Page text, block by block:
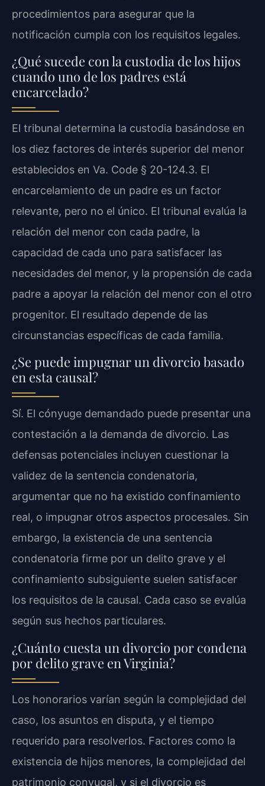
procedimientos para asegurar que la
notificación cumpla con los requisitos legales.
¿Qué sucede con la custodia de los hijos
cuando uno de los padres está
encarcelado?
El tribunal determina la custodia basándose en
los diez factores de interés superior del menor
establecidos en Va. Code § 20-124.3. El
encarcelamiento de un padre es un factor
relevante, pero no el único. El tribunal evalúa la
relación del menor con cada padre, la
capacidad de cada uno para satisfacer las
necesidades del menor, y la propensión de cada
padre a apoyar la relación del menor con el otro
progenitor. El resultado depende de las
circunstancias específicas de cada familia.
¿Se puede impugnar un divorcio basado
en esta causal?
Sí. El cónyuge demandado puede presentar una
contestación a la demanda de divorcio. Las
defensas potenciales incluyen cuestionar la
validez de la sentencia condenatoria,
argumentar que no ha existido confinamiento
real, o impugnar otros aspectos procesales. Sin
embargo, la existencia de una sentencia
condenatoria firme por un delito grave y el
confinamiento subsiguiente suelen satisfacer
los requisitos de la causal. Cada caso se evalúa
según sus hechos particulares.
¿Cuánto cuesta un divorcio por condena
por delito grave en Virginia?
Los honorarios varían según la complejidad del
caso, los asuntos en disputa, y el tiempo
requerido para resolverlos. Factores como la
existencia de hijos menores, la complejidad del
patrimonio conyugal, y si el divorcio es